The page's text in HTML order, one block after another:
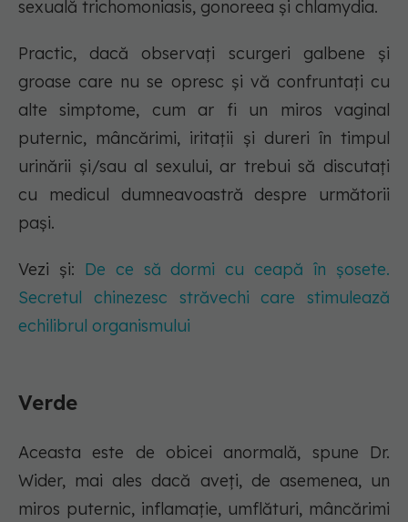
sexuală trichomoniasis, gonoreea și chlamydia.
Practic, dacă observați scurgeri galbene și
groase care nu se opresc și vă confruntați cu
alte simptome, cum ar fi un miros vaginal
puternic, mâncărimi, iritații și dureri în timpul
urinării și/sau al sexului, ar trebui să discutați
cu medicul dumneavoastră despre următorii
pași.
Vezi și: De ce să dormi cu ceapă în șosete.
Secretul chinezesc străvechi care stimulează
echilibrul organismului
Verde
Aceasta este de obicei anormală, spune Dr.
Wider, mai ales dacă aveți, de asemenea, un
miros puternic, inflamație, umflături, mâncărimi